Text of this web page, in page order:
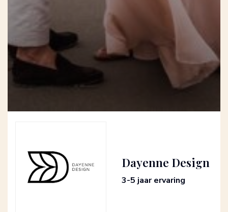
Dayenne Design
3-5 jaar ervaring